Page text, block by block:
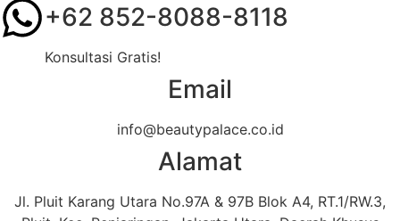
+62 852-8088-8118
Konsultasi Gratis!
Email
info@beautypalace.co.id
Alamat
Jl. Pluit Karang Utara No.97A & 97B Blok A4, RT.1/RW.3,